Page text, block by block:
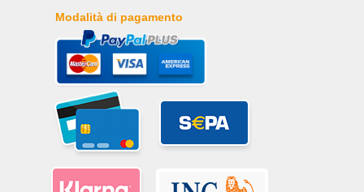
Modalità di pagamento